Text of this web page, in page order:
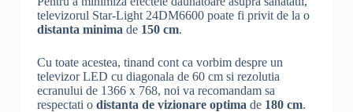
televizorul Star-Light 24DM6600 poate fi privit de la o
distanta minima de 150 cm.
Cu toate acestea, tinand cont ca vorbim despre un
televizor LED cu diagonala de 60 cm si rezolutia
ecranului de 1366 x 768, noi va recomandam sa
respectati o distanta de vizionare optima de 180 cm.